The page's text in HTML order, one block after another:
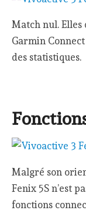
Match nul. Elles
Garmin
des statistiques.
Malgré son
Fenix 5S n’est
fonctions